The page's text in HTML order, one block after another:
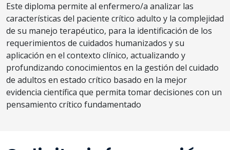
Este diploma permite al enfermero/a analizar las
características del paciente crítico adulto y la complejidad
de su manejo terapéutico, para la identificación de los
requerimientos de cuidados humanizados y su
aplicación en el contexto clínico, actualizando y
profundizando conocimientos en la gestión del cuidado
de adultos en estado crítico basado en la mejor
evidencia científica que permita tomar decisiones con un
pensamiento crítico fundamentado